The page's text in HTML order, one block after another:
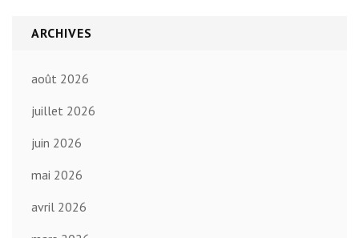
ARCHIVES
août 2026
juillet 2026
juin 2026
mai 2026
avril 2026